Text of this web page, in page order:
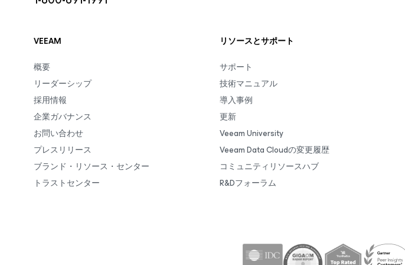
VEEAM
概要
リーダーシップ
採用情報
企業ガバナンス
お問い合わせ
プレスリリース
ブランド・リソース・センター
トラストセンター
リソースとサポート
サポート
技術マニュアル
導入事例
更新
Veeam University
Veeam Data Cloudの変更履歴
コミュニティリソースハブ
R&Dフォーラム